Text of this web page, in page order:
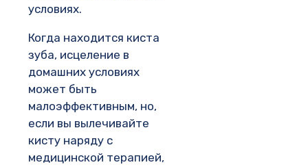
условиях.
Когда находится киста
зуба, исцеление в
домашних условиях
может быть
малоэффективным, но,
если вы вылечивайте
кисту наряду с
медицинской терапией,